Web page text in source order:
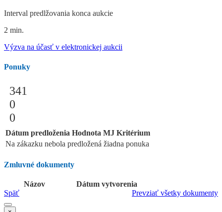
Interval predlžovania konca aukcie
2 min.
Výzva na účasť v elektronickej aukcii
Ponuky
341
0
0
Dátum predloženia Hodnota MJ Kritérium
Na zákazku nebola predložená žiadna ponuka
Zmluvné dokumenty
Názov
Dátum vytvorenia
Prevziať všetky dokumenty
Späť